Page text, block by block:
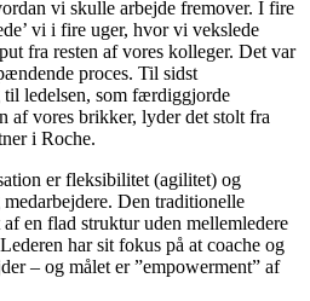
vi skulle arbejde fremover. I fire
vi i fire uger, hvor vi vekslede
fra resten af vores kolleger. Det var
proces. Til sidst
ledelsen, som færdiggjorde
af vores brikker, lyder det stolt fra
i Roche.
er fleksibilitet (agilitet) og
Den traditionelle
en flad struktur uden mellemledere
har sit fokus på at coache og
– og målet er ”empowerment” af